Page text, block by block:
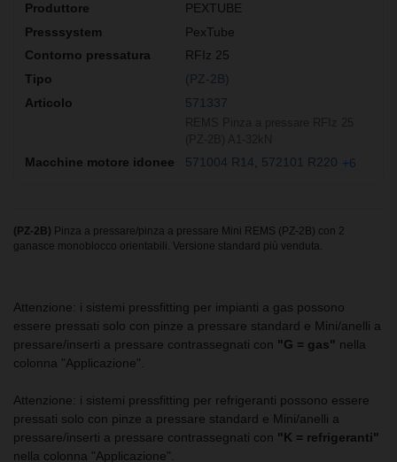
PEXTUBE
PexTube
RFIz 25
(PZ-2B)
571337
571004 R14 572101 R220 +6
(PZ-2B) Pinza a pressare/pinza a pressare Mini REMS (PZ-2B) con 2
ganasce monoblocco orientabili. Versione standard più venduta.
Attenzione: i sistemi pressfitting per impianti a gas possono
essere pressati solo con pinze a pressare standard e Mini/anelli a
pressare/inserti a pressare contrassegnati con "G = gas" nella
colonna "Applicazione".
Attenzione: i sistemi pressfitting per refrigeranti possono essere
pressati solo con pinze a pressare standard e Mini/anelli a
pressare/inserti a pressare contrassegnati con "K = refrigeranti"
nella colonna "Applicazione".